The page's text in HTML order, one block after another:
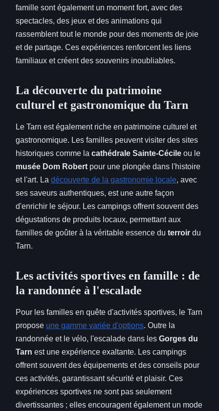
famille sont également un moment fort, avec des
spectacles, des jeux et des animations qui
rassemblent tout le monde pour des moments de joie
et de partage. Ces expériences renforcent les liens
familiaux et créent des souvenirs inoubliables.
La découverte du patrimoine
culturel et gastronomique du Tarn
Le Tarn est également riche en patrimoine culturel et
gastronomique. Les familles peuvent visiter des sites
historiques comme la cathédrale Sainte-Cécile ou le
musée Dom Robert pour une plongée dans l'histoire
et l'art. La découverte de la gastronomie locale, avec
ses saveurs authentiques, est une autre façon
d'enrichir le séjour. Les campings offrent souvent des
dégustations de produits locaux, permettant aux
familles de goûter à la véritable essence du terroir du
Tarn.
Les activités sportives en famille : de
la randonnée à l'escalade
Pour les familles en quête d'activités sportives, le Tarn
propose une gamme variée d'options. Outre la
randonnée et le vélo, l'escalade dans les Gorges du
Tarn est une expérience exaltante. Les campings
offrent souvent des équipements et des conseils pour
ces activités, garantissant sécurité et plaisir. Ces
expériences sportives ne sont pas seulement
divertissantes ; elles encouragent également un mode